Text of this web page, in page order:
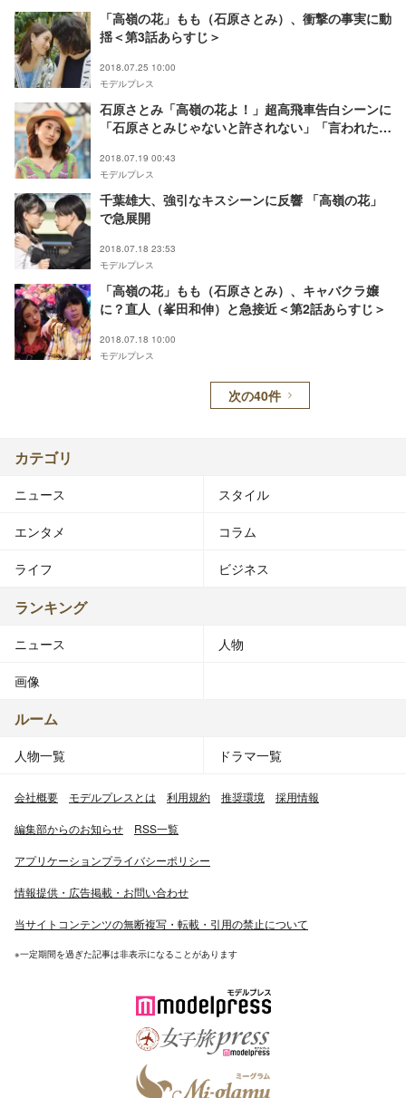
「高嶺の花」もも（石原さとみ）、衝撃の事実に動
揺＜第3話あらすじ＞
2018.07.25 10:00
モデルプレス
石原さとみ「高嶺の花よ！」超高飛車告白シーンに
「石原さとみじゃないと許されない」「言われた
2018.07.19 00:43
モデルプレス
千葉雄大、強引なキスシーンに反響 「高嶺の花」
で急展開
2018.07.18 23:53
モデルプレス
「高嶺の花」もも（石原さとみ）、キャバクラ嬢
に？直人（峯田和伸）と急接近＜第2話あらすじ＞
2018.07.18 10:00
モデルプレス
次の40件
カテゴリ
ニュース スタイル
エンタメ コラム
ライフ ビジネス
ランキング
ニュース 人物
画像
ルーム
人物一覧 ドラマ一覧
会社概要 モデルプレスとは 利用規約 推奨環境 採用情報
編集部からのお知らせ RSS一覧
アプリケーションプライバシーポリシー
情報提供・広告掲載・お問い合わせ
当サイトコンテンツの無断複写・転載・引用の禁止について
※一定期間を過ぎた記事は非表示になることがあります